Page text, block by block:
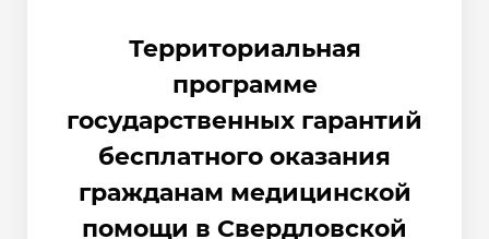
Территориальная
программе
государственных гарантий
бесплатного оказания
гражданам медицинской
помощи в Свердловской